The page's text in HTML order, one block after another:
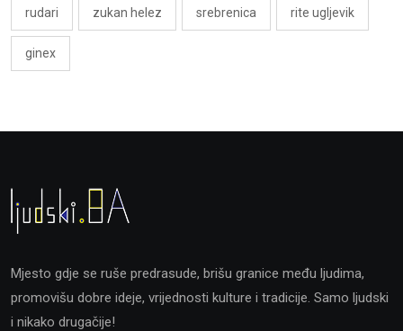
rudari zukan helez srebrenica rite ugljevik
ginex
Mjesto gdje se ruše predrasude, brišu granice među ljudima,
promovišu dobre ideje, vrijednosti kulture i tradicije. Samo ljudski
i nikako drugačije!